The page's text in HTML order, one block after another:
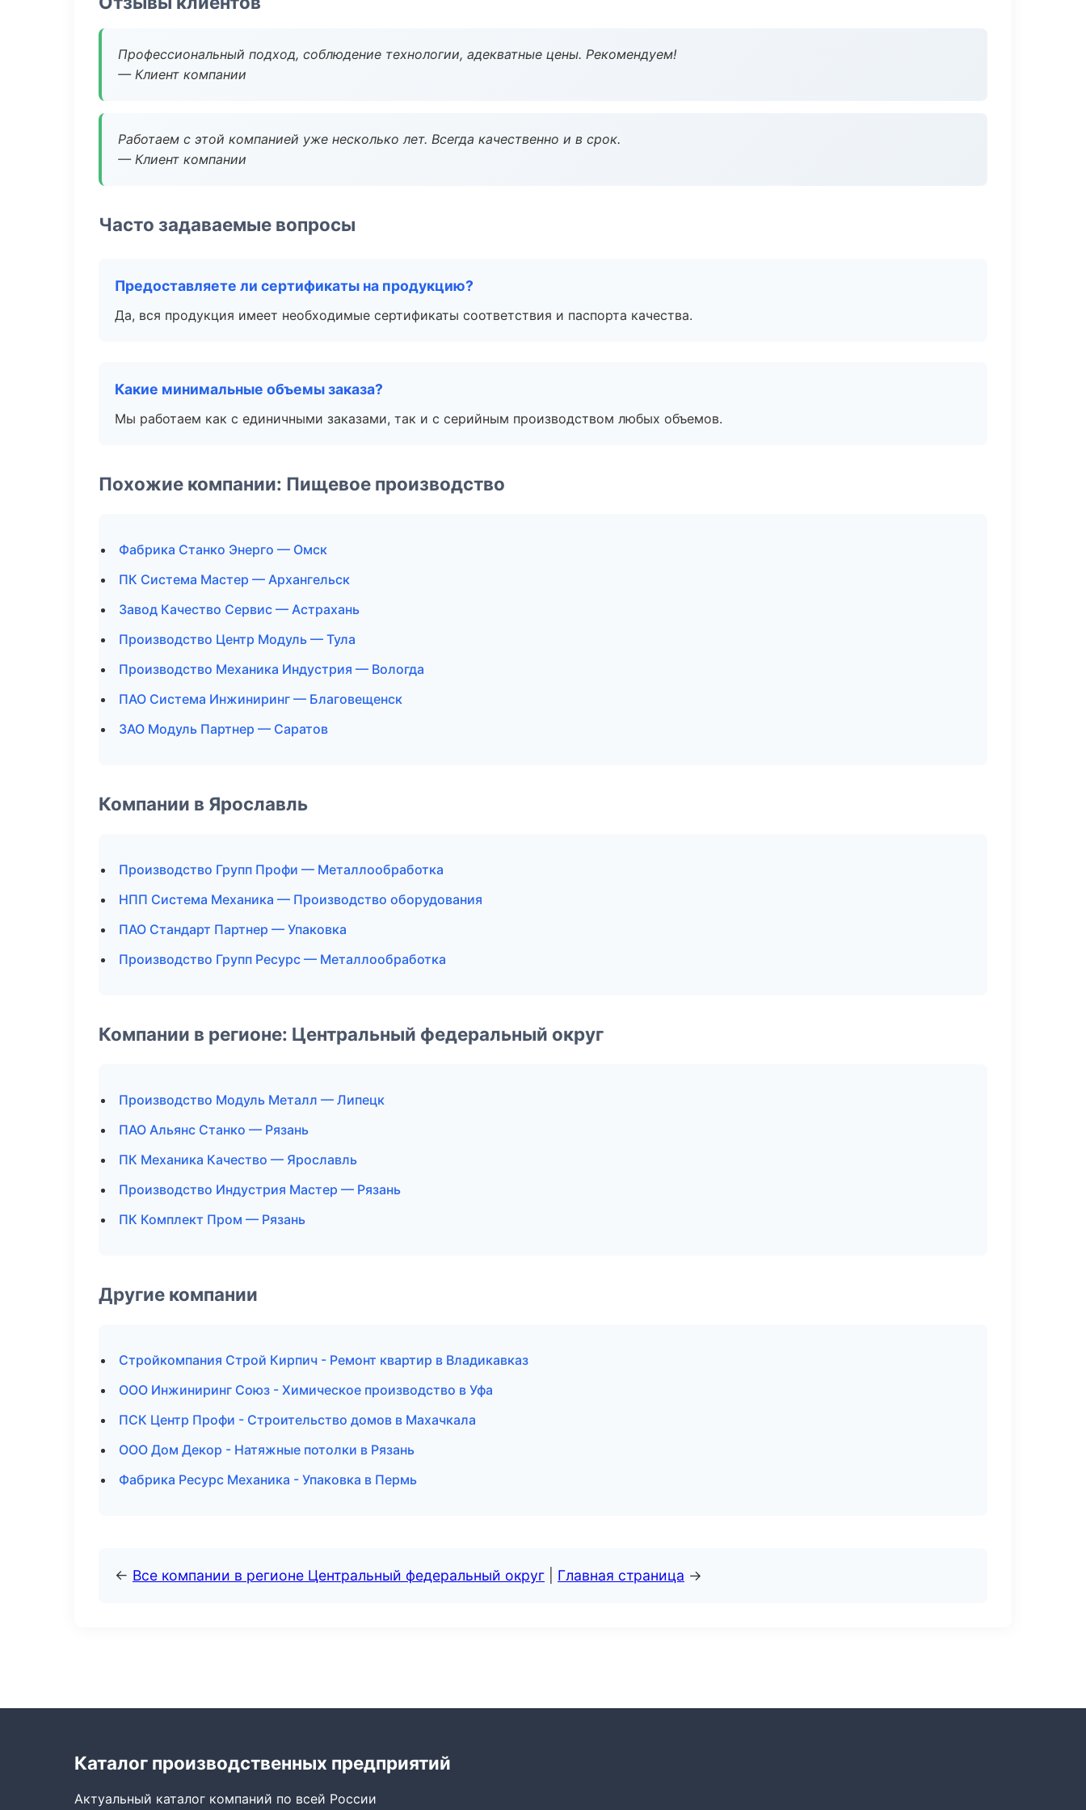
Профессиональный подход, соблюдение технологии, адекватные цены. Рекомендуем!
— Клиент компании
Работаем с этой компанией уже несколько лет. Всегда качественно и в срок.
— Клиент компании
Часто задаваемые вопросы
Предоставляете ли сертификаты на продукцию?
Да, вся продукция имеет необходимые сертификаты соответствия и паспорта качества.
Какие минимальные объемы заказа?
Мы работаем как с единичными заказами, так и с серийным производством любых объемов.
Похожие компании: Пищевое производство
Фабрика Станко Энерго — Омск
ПК Система Мастер — Архангельск
Завод Качество Сервис — Астрахань
Производство Центр Модуль — Тула
Производство Механика Индустрия — Вологда
ПАО Система Инжиниринг — Благовещенск
ЗАО Модуль Партнер — Саратов
Компании в Ярославль
Производство Групп Профи — Металлообработка
НПП Система Механика — Производство оборудования
ПАО Стандарт Партнер — Упаковка
Производство Групп Ресурс — Металлообработка
Компании в регионе: Центральный федеральный округ
Производство Модуль Металл — Липецк
ПАО Альянс Станко — Рязань
ПК Механика Качество — Ярославль
Производство Индустрия Мастер — Рязань
ПК Комплект Пром — Рязань
Другие компании
Стройкомпания Строй Кирпич - Ремонт квартир в Владикавказ
ООО Инжиниринг Союз - Химическое производство в Уфа
ПСК Центр Профи - Строительство домов в Махачкала
ООО Дом Декор - Натяжные потолки в Рязань
Фабрика Ресурс Механика - Упаковка в Пермь
← Все компании в регионе Центральный федеральный округ Главная страница →
Каталог производственных предприятий
Актуальный каталог компаний по всей России